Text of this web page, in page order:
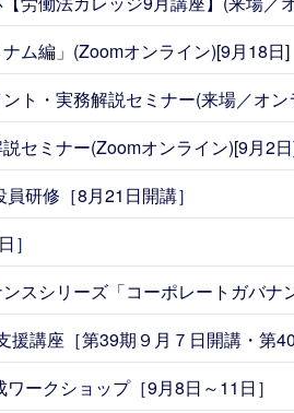
ム編」(Zoomオンライン)[9月18日]
ト・実務解説セミナー(来場／オ
セミナー(Zoomオンライン)[9月2
研修［8月21日開講］
］
スシリーズ「コーポレートガバナ
講座［第39期９月７日開講・第
ークショップ［9月8日～11日］